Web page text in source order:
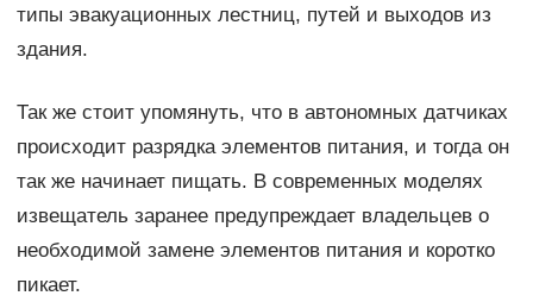
типы эвакуационных лестниц, путей и выходов из
здания.
Так же стоит упомянуть, что в автономных датчиках
происходит разрядка элементов питания, и тогда он
так же начинает пищать. В современных моделях
извещатель заранее предупреждает владельцев о
необходимой замене элементов питания и коротко
пикает.